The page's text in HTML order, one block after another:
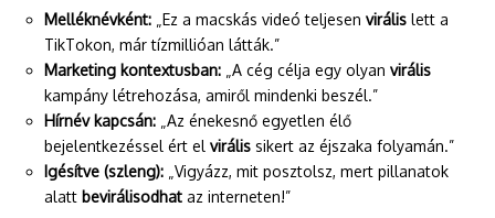
Melléknévként: „Ez a macskás videó teljesen virális lett a
TikTokon, már tízmillióan látták.”
Marketing kontextusban: „A cég célja egy olyan virális
kampány létrehozása, amiről mindenki beszél.”
Hírnév kapcsán: „Az énekesnő egyetlen élő
bejelentkezéssel ért el virális sikert az éjszaka folyamán.”
Igésítve (szleng): „Vigyázz, mit posztolsz, mert pillanatok
alatt bevirálisodhat az interneten!”